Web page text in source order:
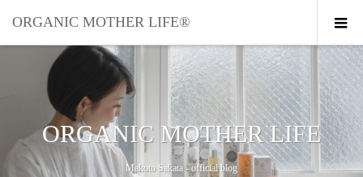
ORGANIC MOTHER LIFE®︎
ORGANIC MOTHER LIFE
Makoto Sakata - official blog